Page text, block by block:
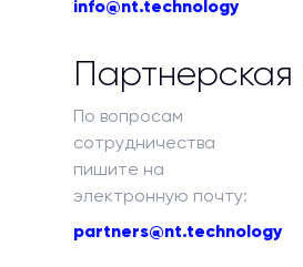
info@nt.technology
По вопросам
сотрудничества
пишите на
электронную почту:
partners@nt.technology